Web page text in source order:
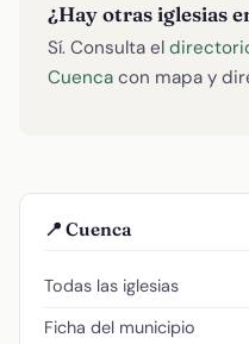
¿Hay otras iglesias
Sí. Consulta el
Cuenca con mapa y
📍 Cuenca
Todas las iglesias
Ficha del municipio